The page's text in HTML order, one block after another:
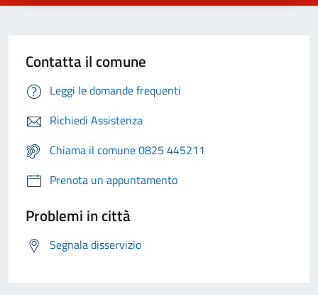
Contatta il comune
Leggi le domande frequenti
Richiedi Assistenza
Chiama il comune 0825 445211
Prenota un appuntamento
Problemi in città
Segnala disservizio